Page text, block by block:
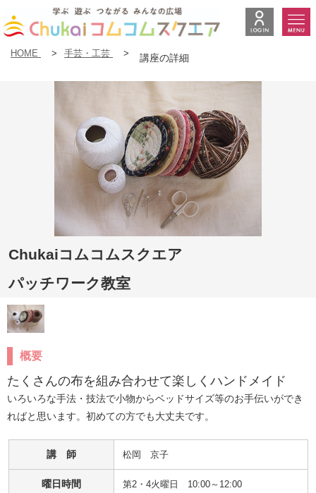
HOME > 手芸・工芸 > 講座の詳細
Chukaiコムコムスクエア
パッチワーク教室
概要
たくさんの布を組み合わせて楽しくハンドメイド
いろいろな手法・技法で小物からベッドサイズ等のお手伝いができ
ればと思います。初めての方でも大丈夫です。
講 師 松岡　京子
曜日時間 第2・4火曜日 10:00～12:00